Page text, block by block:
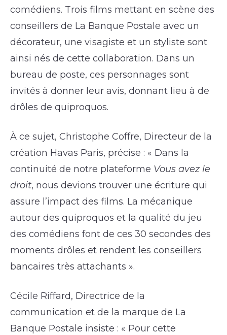
comédiens. Trois films mettant en scène des
conseillers de La Banque Postale avec un
décorateur, une visagiste et un styliste sont
ainsi nés de cette collaboration. Dans un
bureau de poste, ces personnages sont
invités à donner leur avis, donnant lieu à de
drôles de quiproquos.
À ce sujet, Christophe Coffre, Directeur de la
création Havas Paris, précise : « Dans la
continuité de notre plateforme Vous avez le
droit, nous devions trouver une écriture qui
assure l’impact des films. La mécanique
autour des quiproquos et la qualité du jeu
des comédiens font de ces 30 secondes des
moments drôles et rendent les conseillers
bancaires très attachants ».
Cécile Riffard, Directrice de la
communication et de la marque de La
Banque Postale insiste : « Pour cette